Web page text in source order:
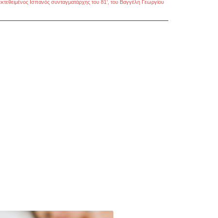
Ισπανός συνταγματάρχης του 81’, του Βαγγέλη Γεωργίου